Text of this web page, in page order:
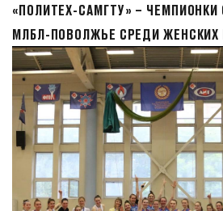
«ПОЛИТЕХ-САМГТУ» –
МЛБЛ-ПОВОЛЖЬЕ СРЕДИ ЖЕНСКИХ